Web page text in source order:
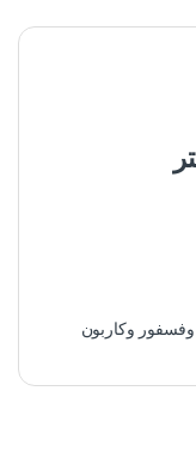
وفسفور وكاربون